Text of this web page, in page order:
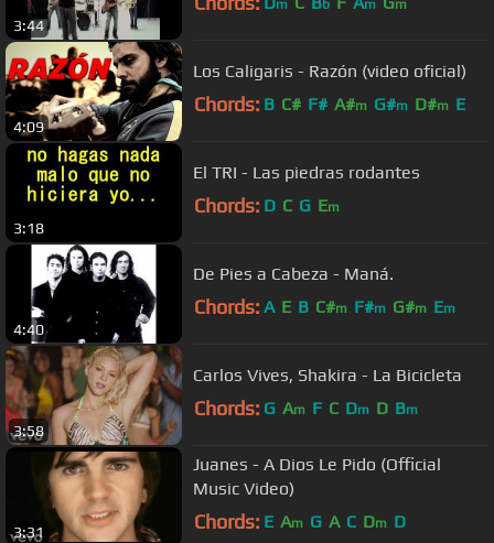
3:44
m b m m
4:09
Los Caligaris - Razón (video oficial)
Chords: B C# F# A#m G#m D#m E
3:18
El TRI - Las piedras rodantes
Chords: D C G Em
4:40
De Pies a Cabeza - Maná.
Chords: A E B C#m F#m G#m Em
3:58
Carlos Vives, Shakira - La Bicicleta
Chords: G Am F C Dm D Bm
3:31
Juanes - A Dios Le Pido (Official
Music Video)
Chords: E Am G A C Dm D